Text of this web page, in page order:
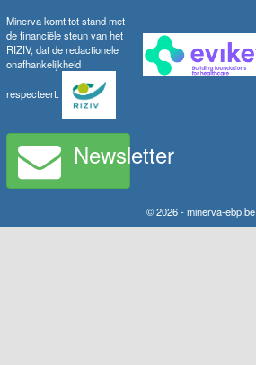
Minerva komt tot stand met
de financiële steun van het
RIZIV, dat de redactionele
onafhankelijkheid
respecteert.
Newsletter
© 2026 - minerva-ebp.be